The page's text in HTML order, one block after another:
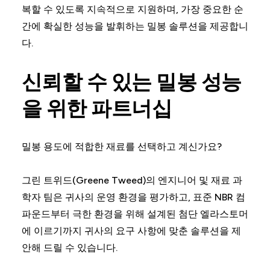
복할 수 있도록 지속적으로 지원하며, 가장 중요한 순
간에 확실한 성능을 발휘하는 밀봉 솔루션을 제공합니
다.
신뢰할 수 있는 밀봉 성능
을 위한 파트너십
밀봉 용도에 적합한 재료를 선택하고 계신가요?
그린 트위드(Greene Tweed)의 엔지니어 및 재료 과
학자 팀은 귀사의 운영 환경을 평가하고, 표준 NBR 컴
파운드부터 극한 환경을 위해 설계된 첨단 엘라스토머
에 이르기까지 귀사의 요구 사항에 맞춘 솔루션을 제
안해 드릴 수 있습니다.